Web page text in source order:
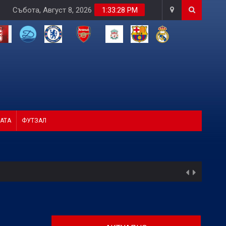
1:33:29 PM
Събота, Август 8, 2026
ФУТЗАЛ